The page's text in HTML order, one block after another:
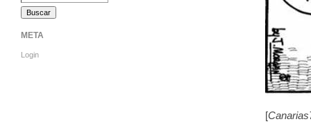
[
META
Login